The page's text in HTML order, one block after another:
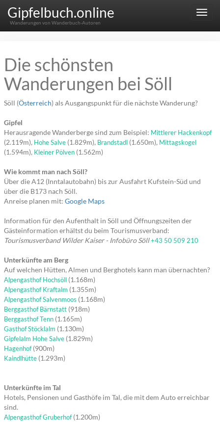
Menu
Gipfelbuch.online
Wanderungen von Wanderbuch-Autoren
Die schönsten
Wanderungen bei Söll
Söll (Österreich) als Ausgangspunkt für die nächste Wanderung?
Gipfel
Herausragende Wanderberge sind zum Beispiel: Mittlerer Hackenkopf
(2.119m), Hohe Salve (1.829m), Brandstadl (1.650m), Mittagskogel
(1.594m), Kleiner Pölven (1.562m)
Wie kommt man nach Söll?
Über die A12 (Inntalautobahn) bis zur Ausfahrt Kufstein-Süd und
über die B173 nach Söll.
Anreise planen mit: Google Maps
Information für den Aufenthalt in Söll und Öffnungszeiten der
Gästeinformation erhältst du beim Tourismusverband:
Tourismusverband Wilder Kaiser - Infobüro Söll+43 50 509 210
Unterkünfte am Berg
Auf welchen Hütten, Almen und Berghotels kann man übernachten?
Alpengasthof Hochsöll (1.168m)
Alpengasthof Kraftalm (1.355m)
Alpengasthof Salvenmoos (1.168m)
Berggasthof Bärnstatt (918m)
Berggasthof Tenn (1.165m)
Gasthof Stöcklalm (1.130m)
Gipfelalm Hohe Salve (1.829m)
Hagenhof(900m)
Kaindlhütte (1.293m)
Unterkünfte im Tal
Hotels, Pensionen und Gasthöfe im Tal, die mit dem Auto erreichbar
sind.
Alpengasthof Gruberhof(1.200m)